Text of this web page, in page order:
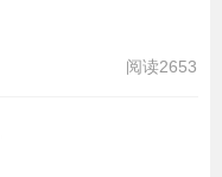
阅读2653